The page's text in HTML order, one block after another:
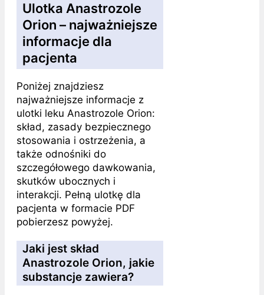
Ulotka Anastrozole
Orion – najważniejsze
informacje dla
pacjenta
Poniżej znajdziesz
najważniejsze informacje z
ulotki leku Anastrozole Orion:
skład, zasady bezpiecznego
stosowania i ostrzeżenia, a
także odnośniki do
szczegółowego dawkowania,
skutków ubocznych i
interakcji. Pełną ulotkę dla
pacjenta w formacie PDF
pobierzesz powyżej.
Jaki jest skład
Anastrozole Orion, jakie
substancje zawiera?